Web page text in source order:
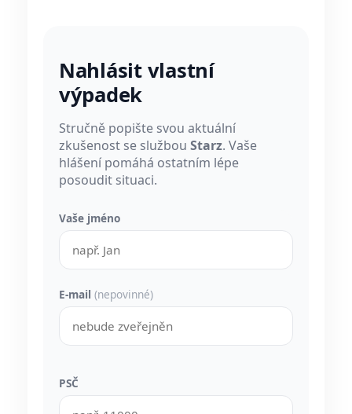
Nahlásit vlastní
výpadek
Stručně popište svou aktuální
zkušenost se službou Starz. Vaše
hlášení pomáhá ostatním lépe
posoudit situaci.
Vaše jméno
E-mail (nepovinné)
PSČ